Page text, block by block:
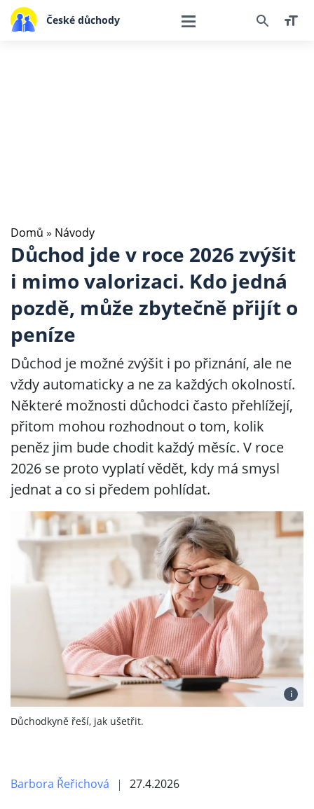
České důchody
Domů » Návody
Důchod jde v roce 2026 zvýšit
i mimo valorizaci. Kdo jedná
pozdě, může zbytečně přijít o
peníze
Důchod je možné zvýšit i po přiznání, ale ne
vždy automaticky a ne za každých okolností.
Některé možnosti důchodci často přehlížejí,
přitom mohou rozhodnout o tom, kolik
peněz jim bude chodit každý měsíc. V roce
2026 se proto vyplatí vědět, kdy má smysl
jednat a co si předem pohlídat.
i
Důchodkyně řeší, jak ušetřit.
Barbora Řeřichová 27.4.2026